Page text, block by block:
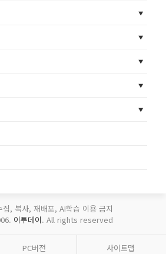
집, 복사, 재배포, AI학습 이용 금지
이투데이. All rights reserved
PC버전 사이트맵